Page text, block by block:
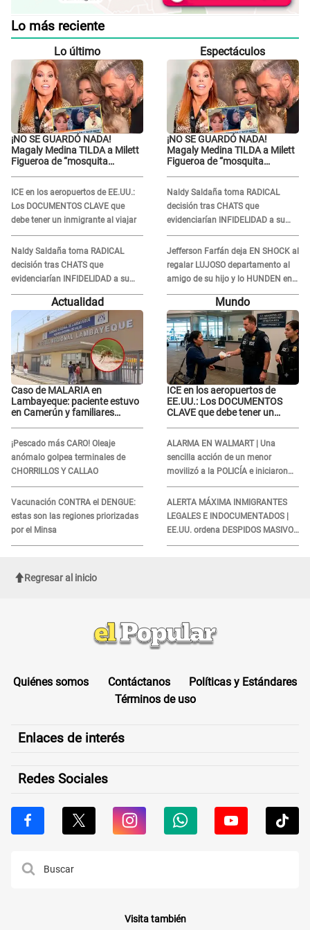
Lo más reciente
Lo último
¡NO SE GUARDÓ NADA!
Magaly Medina TILDA a Milett
Figueroa de “mosquita
Marcelo Tinelli en TV argentina
ICE en los aeropuertos de EE.UU.:
Los DOCUMENTOS CLAVE que
debe tener un inmigrante al viajar
Naldy Saldaña toma RADICAL
decisión tras CHATS que
evidenciarían INFIDELIDAD a su
novio con animador de 'La Bella
Luz': "Un día..."
Espectáculos
¡NO SE GUARDÓ NADA!
Magaly Medina TILDA a Milett
Figueroa de “mosquita
Marcelo Tinelli en TV argentina
Naldy Saldaña toma RADICAL
decisión tras CHATS que
evidenciarían INFIDELIDAD a su
novio con animador de 'La Bella
Luz': "Un día..."
Jefferson Farfán deja EN SHOCK al
regalar LUJOSO departamento al
amigo de su hijo y lo HUNDEN en
redes: "A su hija se lo negó"
Actualidad
Caso de MALARIA en
Lambayeque: paciente estuvo
en Camerún y familiares
¡Pescado más CARO! Oleaje
anómalo golpea terminales de
CHORRILLOS Y CALLAO
Vacunación CONTRA el DENGUE:
estas son las regiones priorizadas
por el Minsa
Mundo
ICE en los aeropuertos de
EE.UU.: Los DOCUMENTOS
CLAVE que debe tener un
ALARMA EN WALMART | Una
sencilla acción de un menor
movilizó a la POLICÍA e iniciaron
una investigación por lo hallado:
¿Qué ocurrió?
ALERTA MÁXIMA INMIGRANTES
LEGALES E INDOCUMENTADOS |
EE.UU. ordena DESPIDOS MASIVOS
y DEPORTACIONES a estos
Regresar al inicio
Quiénes somos Contáctanos
Políticas y Estándares
Términos de uso
Enlaces de interés
Redes Sociales
Visita también